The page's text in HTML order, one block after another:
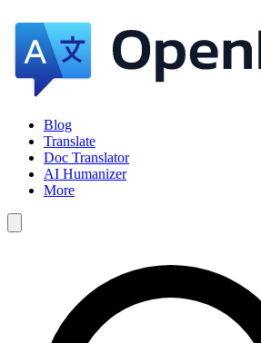
Blog
Translate
Doc Translator
AI Humanizer
More